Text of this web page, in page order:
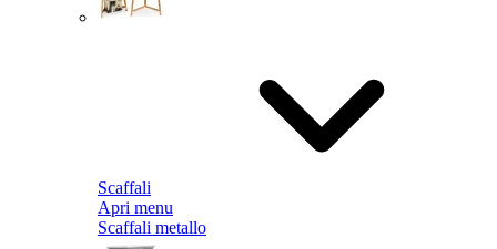
Scaffali
Apri menu
Scaffali metallo